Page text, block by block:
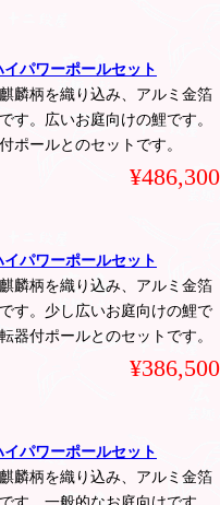
パワーポールセット
麟柄を織り込み、アルミ金箔
す。広いお庭向けの鯉です。
ポールとのセットです。
¥486,300
パワーポールセット
麟柄を織り込み、アルミ金箔
す。少し広いお庭向けの鯉で
器付ポールとのセットです。
¥386,500
パワーポールセット
麟柄を織り込み、アルミ金箔